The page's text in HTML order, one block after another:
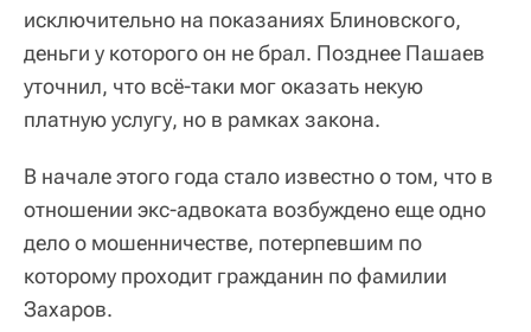
исключительно на показаниях Блиновского,
деньги у которого он не брал. Позднее Пашаев
уточнил, что всё-таки мог оказать некую
платную услугу, но в рамках закона.
В начале этого года стало известно о том, что в
отношении экс-адвоката возбуждено еще одно
дело о мошенничестве, потерпевшим по
которому проходит гражданин по фамилии
Захаров.